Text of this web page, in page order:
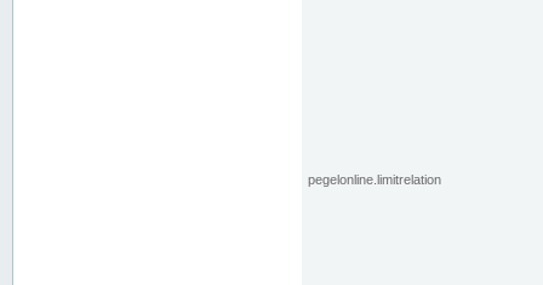
pegelonline.limitrelation